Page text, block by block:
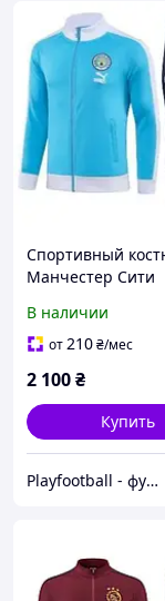
Спортивный
Манчестер Сити
В наличии
от210₴/мес
2 100₴
Купить
Playfootball - футбольный интернет-магазин